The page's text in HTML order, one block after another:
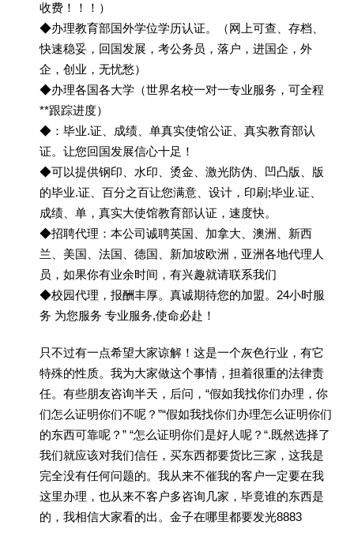
收费！！！）
◆办理教育部国外学位学历认证。（网上可查、存档、
快速稳妥，回国发展，考公务员，落户，进国企，外
企，创业，无忧愁）
◆办理各国各大学（世界名校一对一专业服务，可全程
**跟踪进度）
◆：毕业.证、成绩、单真实使馆公证、真实教育部认
证。让您回国发展信心十足！
◆可以提供钢印、水印、烫金、激光防伪、凹凸版、版
的毕业.证、百分之百让您满意、设计，印刷;毕业.证、
成绩、单，真实大使馆教育部认证，速度快。
◆招聘代理：本公司诚聘英国、加拿大、澳洲、新西
兰、美国、法国、德国、新加坡欧洲，亚洲各地代理人
员，如果你有业余时间，有兴趣就请联系我们
◆校园代理，报酬丰厚。真诚期待您的加盟。24小时服
务 为您服务 专业服务,使命必赴！
只不过有一点希望大家谅解！这是一个灰色行业，有它
特殊的性质。我为大家做这个事情，担着很重的法律责
任。有些朋友咨询半天，后问，“假如我找你们办理，你
们怎么证明你们不呢？”“假如我找你们办理怎么证明你们
的东西可靠呢？” “怎么证明你们是好人呢？“.既然选择了
我们就应该对我们信任，买东西都要货比三家，这我是
完全没有任何问题的。我从来不催我的客户一定要在我
这里办理，也从来不客户多咨询几家，毕竟谁的东西是
的，我相信大家看的出。金子在哪里都要发光8883